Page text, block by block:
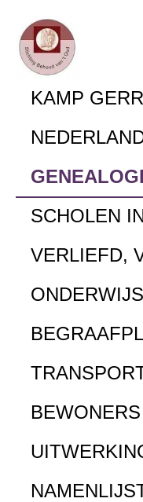
Ga
direct
naar
hoofdinhoud
KAMP
SCHOLEN
VERLIEFD,
ONDERWIJS